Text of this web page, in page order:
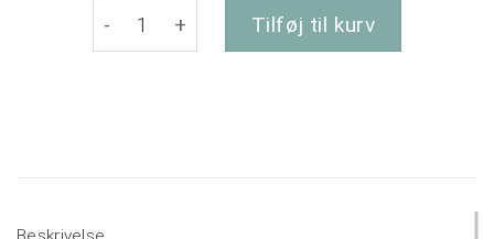
Invitationer i træ - Kreativ antal
Tilføj til kurv